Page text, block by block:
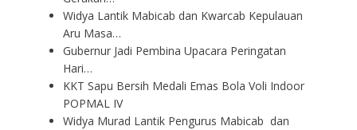
Widya Lantik Mabicab dan Kwarcab Kepulauan
Aru Masa…
Gubernur Jadi Pembina Upacara Peringatan
Hari…
KKT Sapu Bersih Medali Emas Bola Voli Indoor
POPMAL IV
Widya Murad Lantik Pengurus Mabicab dan